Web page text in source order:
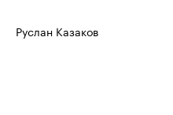
Руслан Казаков